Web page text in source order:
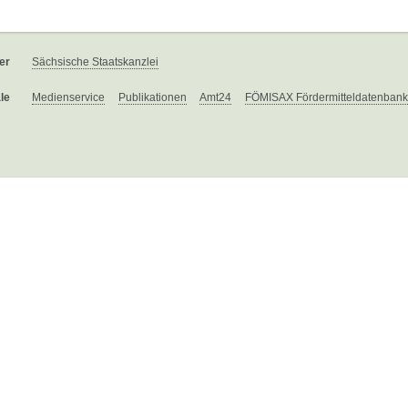
Sächsische Staatskanzlei
Medienservice Publikationen Amt24 FÖMISAX Fördermitteldatenbank